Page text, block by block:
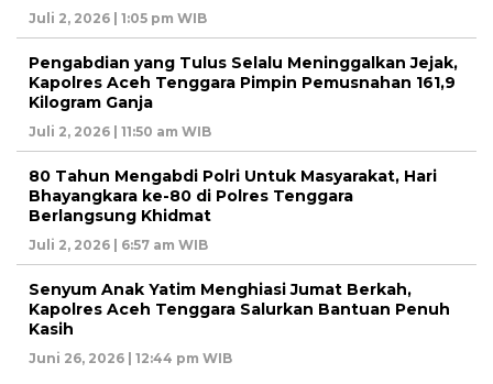
Juli 2, 2026 | 1:05 pm WIB
Pengabdian yang Tulus Selalu Meninggalkan Jejak,
Kapolres Aceh Tenggara Pimpin Pemusnahan 161,9
Kilogram Ganja
Juli 2, 2026 | 11:50 am WIB
80 Tahun Mengabdi Polri Untuk Masyarakat, Hari
Bhayangkara ke-80 di Polres Tenggara
Berlangsung Khidmat
Juli 2, 2026 | 6:57 am WIB
Senyum Anak Yatim Menghiasi Jumat Berkah,
Kapolres Aceh Tenggara Salurkan Bantuan Penuh
Kasih
Juni 26, 2026 | 12:44 pm WIB